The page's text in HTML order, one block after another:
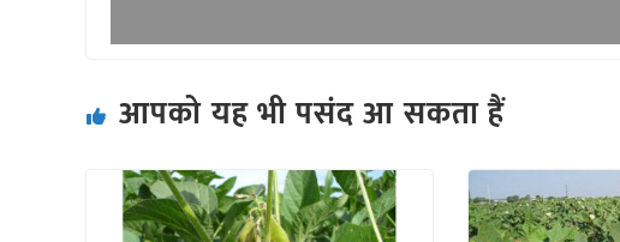
आपको यह भी पसंद आ सकता हैं